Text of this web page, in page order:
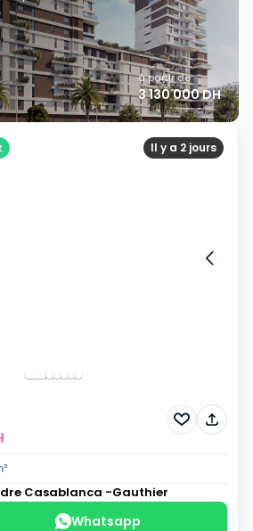
à partir de
3 130 000 DH
Il y a 2 jours
Casablanca -Gauthier
Whatsapp